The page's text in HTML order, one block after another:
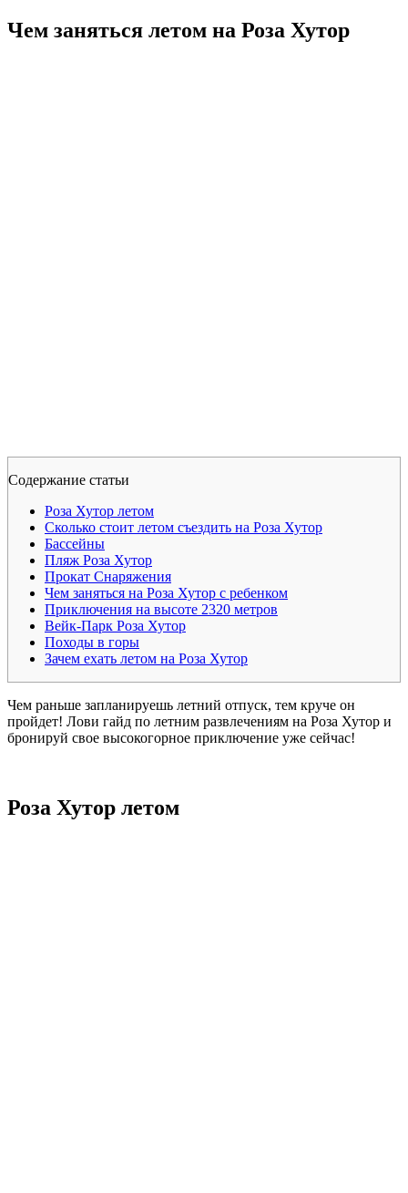
Чем заняться летом на Роза Хутор
Содержание статьи
Роза Хутор летом
Сколько стоит летом съездить на Роза Хутор
Бассейны
Пляж Роза Хутор
Прокат Снаряжения
Чем заняться на Роза Хутор с ребенком
Приключения на высоте 2320 метров
Вейк-Парк Роза Хутор
Походы в горы
Зачем ехать летом на Роза Хутор
Чем раньше запланируешь летний отпуск, тем круче он
пройдет! Лови гайд по летним развлечениям на Роза Хутор и
бронируй свое высокогорное приключение уже сейчас!
Роза Хутор летом